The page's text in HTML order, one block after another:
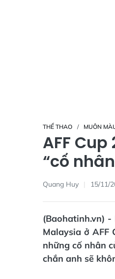
THỂ THAO MUÔN
AFF
“cố
Quang Huy 15/11/
(Baohatinh.vn)
Malaysia ở AFF
những cố nhân
chắn anh sẽ